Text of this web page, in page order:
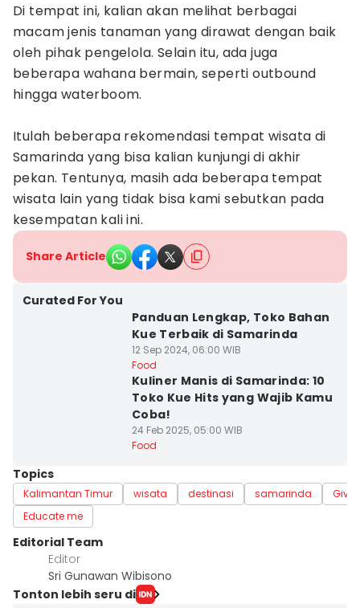
Di tempat ini, kalian akan melihat berbagai
macam jenis tanaman yang dirawat dengan baik
oleh pihak pengelola. Selain itu, ada juga
beberapa wahana bermain, seperti outbound
hingga waterboom.
Itulah beberapa rekomendasi tempat wisata di
Samarinda yang bisa kalian kunjungi di akhir
pekan. Tentunya, masih ada beberapa tempat
wisata lain yang tidak bisa kami sebutkan pada
kesempatan kali ini.
Share Article
Curated For You
Panduan Lengkap, Toko Bahan
Kue Terbaik di Samarinda
12 Sep 2024, 06:00 WIB
Food
Kuliner Manis di Samarinda: 10
Toko Kue Hits yang Wajib Kamu
Coba!
24 Feb 2025, 05:00 WIB
Food
Topics
Kalimantan Timur wisata destinasi samarinda
Give
Educate me
Editorial Team
Editor
Sri Gunawan Wibisono
Tonton lebih seru di